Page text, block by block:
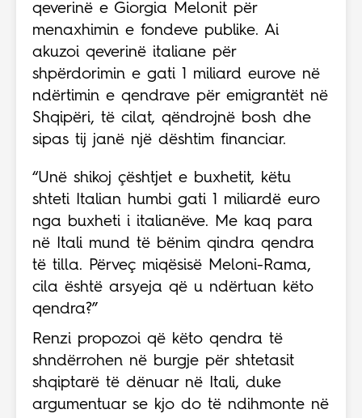
qeverinë e Giorgia Melonit për
menaxhimin e fondeve publike. Ai
akuzoi qeverinë italiane për
shpërdorimin e gati 1 miliard eurove në
ndërtimin e qendrave për emigrantët në
Shqipëri, të cilat, qëndrojnë bosh dhe
sipas tij janë një dështim financiar.
“Unë shikoj çështjet e buxhetit, këtu
shteti Italian humbi gati 1 miliardë euro
nga buxheti i italianëve. Me kaq para
në Itali mund të bënim qindra qendra
të tilla. Përveç miqësisë Meloni-Rama,
cila është arsyeja që u ndërtuan këto
qendra?”
Renzi propozoi që këto qendra të
shndërrohen në burgje për shtetasit
shqiptarë të dënuar në Itali, duke
argumentuar se kjo do të ndihmonte në